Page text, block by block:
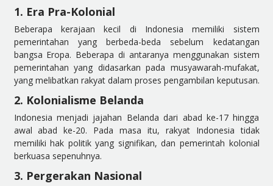
1. Era Pra-Kolonial
Beberapa kerajaan kecil di Indonesia memiliki sistem
pemerintahan yang berbeda-beda sebelum kedatangan
bangsa Eropa. Beberapa di antaranya menggunakan sistem
pemerintahan yang didasarkan pada musyawarah-mufakat,
yang melibatkan rakyat dalam proses pengambilan keputusan.
2. Kolonialisme Belanda
Indonesia menjadi jajahan Belanda dari abad ke-17 hingga
awal abad ke-20. Pada masa itu, rakyat Indonesia tidak
memiliki hak politik yang signifikan, dan pemerintah kolonial
berkuasa sepenuhnya.
3. Pergerakan Nasional